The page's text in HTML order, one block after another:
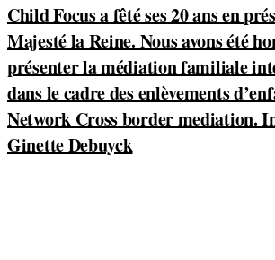
Child Focus a fêté ses 20 ans en
Majesté la Reine. Nous avons été
présenter la médiation familiale
dans le cadre des enlèvements
Network Cross border mediation.
Ginette Debuyck